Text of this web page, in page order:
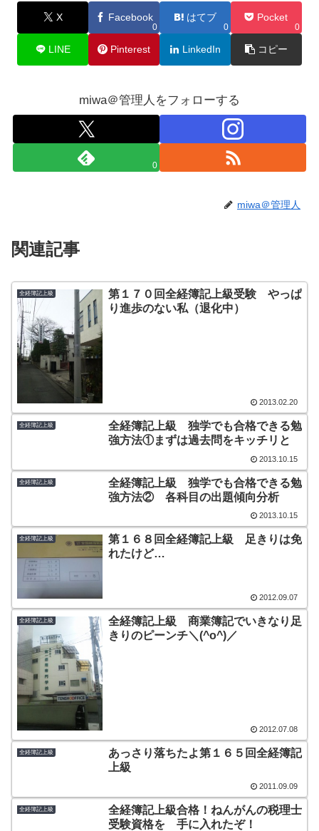
X Facebook
0
はてブ
0
Pocket
0
LINE Pinterest LinkedIn コピー
miwa＠管理人をフォローする
0
miwa＠管理人
関連記事
全経簿記上級
第１７０回全経簿記上級受験 やっぱ
り進歩のない私（退化中）
2013.02.20
全経簿記上級
全経簿記上級 独学でも合格できる勉
強方法①まずは過去問をキッチリと
2013.10.15
全経簿記上級
全経簿記上級 独学でも合格できる勉
強方法② 各科目の出題傾向分析
2013.10.15
全経簿記上級
第１６８回全経簿記上級 足きりは免
れたけど…
2012.09.07
全経簿記上級
全経簿記上級 商業簿記でいきなり足
きりのピーンチ＼(^o^)／
2012.07.08
全経簿記上級
あっさり落ちたよ第１６５回全経簿記
上級
2011.09.09
全経簿記上級
全経簿記上級合格！ねんがんの税理士
受験資格を 手に入れたぞ！